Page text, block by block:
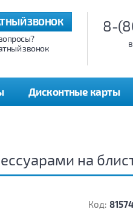
8-
ЗВОНОК
звонок
Дисконтные карты
на
Код: 81574